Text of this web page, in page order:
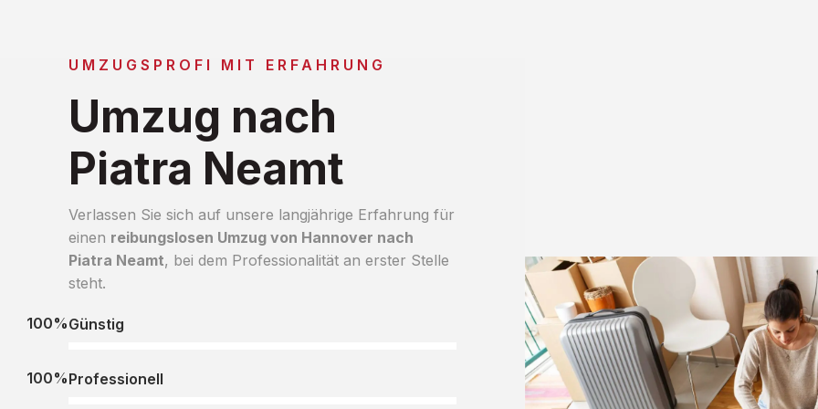
UMZUGSPROFI MIT ERFAHRUNG
Umzug nach
Piatra Neamt
Verlassen Sie sich auf unsere langjährige Erfahrung für
einen reibungslosen Umzug von Hannover nach
Piatra Neamt, bei dem Professionalität an erster Stelle
steht.
Günstig
100%
Professionell
100%